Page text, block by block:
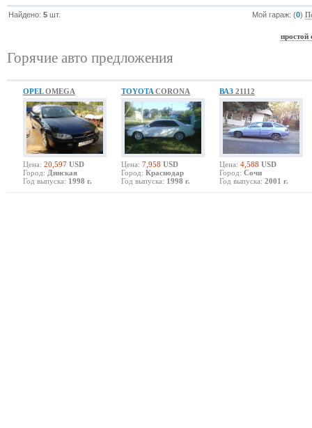
Найдено:5 шт. Мой гараж: (0)
простой
Горячие авто предложения
OPELOMEGA
Цена: 20,597 USD
Город: Динская
Год выпуска: 1998 г.
TOYOTA CORONA
Цена: 7,958 USD
Город: Краснодар
Год выпуска: 1998 г.
ВАЗ 21112
Цена: 4,588 USD
Город: Сочи
Год выпуска: 2001 г.